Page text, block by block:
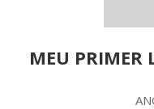
MEU PRIMER